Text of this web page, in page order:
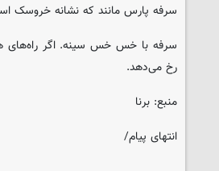
سرفه پارس مانند که نشانه خروسک
سرفه با خس خس سینه. اگر راه‌های
رخ می‌دهد.
منبع: برنا
انتهای پیام/